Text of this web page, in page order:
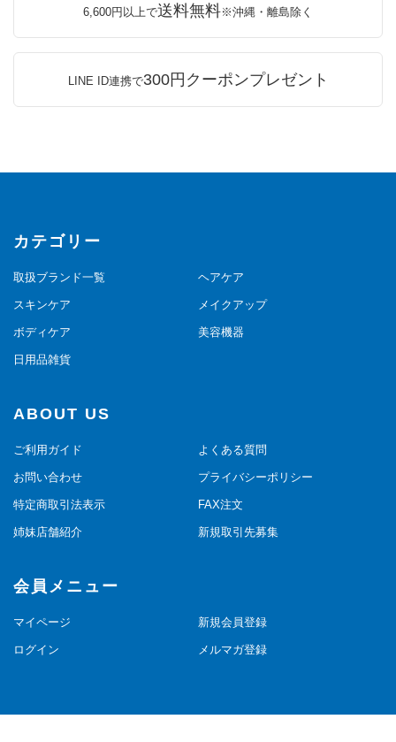
6,600円以上で送料無料※沖縄・離島除く
LINE ID連携で300円クーポンプレゼント
カテゴリー
取扱ブランド一覧 ヘアケア
スキンケア メイクアップ
ボディケア 美容機器
日用品雑貨
ABOUT US
ご利用ガイド よくある質問
お問い合わせ プライバシーポリシー
特定商取引法表示 FAX注文
姉妹店舗紹介 新規取引先募集
会員メニュー
マイページ 新規会員登録
ログイン メルマガ登録